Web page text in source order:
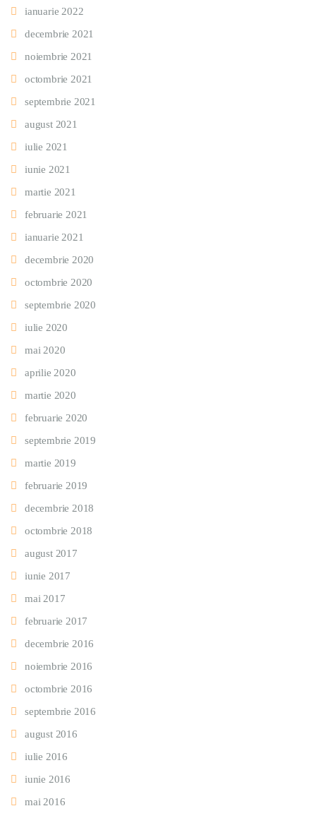
ianuarie 2022
decembrie 2021
noiembrie 2021
octombrie 2021
septembrie 2021
august 2021
iulie 2021
iunie 2021
martie 2021
februarie 2021
ianuarie 2021
decembrie 2020
octombrie 2020
septembrie 2020
iulie 2020
mai 2020
aprilie 2020
martie 2020
februarie 2020
septembrie 2019
martie 2019
februarie 2019
decembrie 2018
octombrie 2018
august 2017
iunie 2017
mai 2017
februarie 2017
decembrie 2016
noiembrie 2016
octombrie 2016
septembrie 2016
august 2016
iulie 2016
iunie 2016
mai 2016